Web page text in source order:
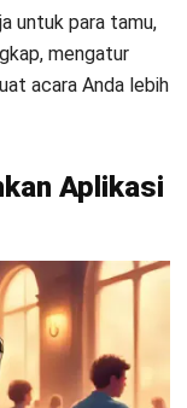
sampai benar-
tagihan dan
software
jasa